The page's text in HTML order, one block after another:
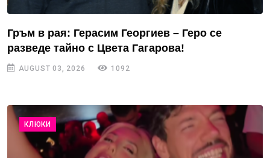
Гръм в рая: Герасим Георгиев – Геро се
разведе тайно с Цвета Гагарова!
AUGUST 03, 2026 1092
КЛЮКИ